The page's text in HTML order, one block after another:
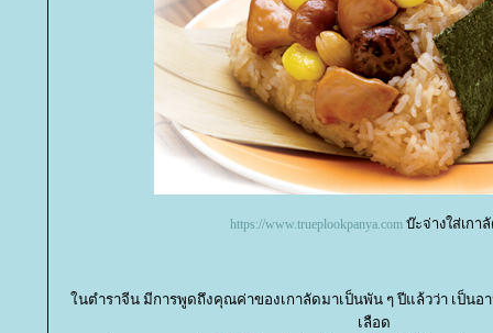
https://www.trueplookpanya.com บ๊ะจ่างใส่เกา
นตำราจีน มีการพูดถึงคุณค่าของเกาลัดมาเป็นพัน ๆ ปีแล้วว่า เป็นอ
เลือด